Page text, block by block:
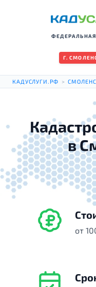
Г.
КАДУСЛУГИ.РФ >
в
от